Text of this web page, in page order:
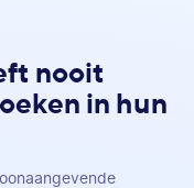
nooit
in hun